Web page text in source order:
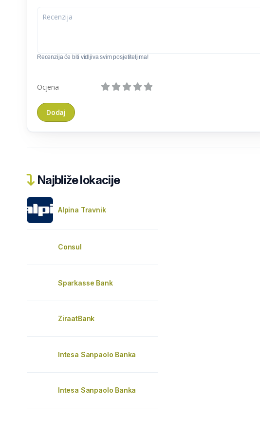
Recenzija će biti vidljiva svim posjetiteljima!
Ocjena
Najbliže lokacije
Alpina Travnik
Consul
Sparkasse Bank
ZiraatBank
Intesa Sanpaolo Banka
Intesa Sanpaolo Banka